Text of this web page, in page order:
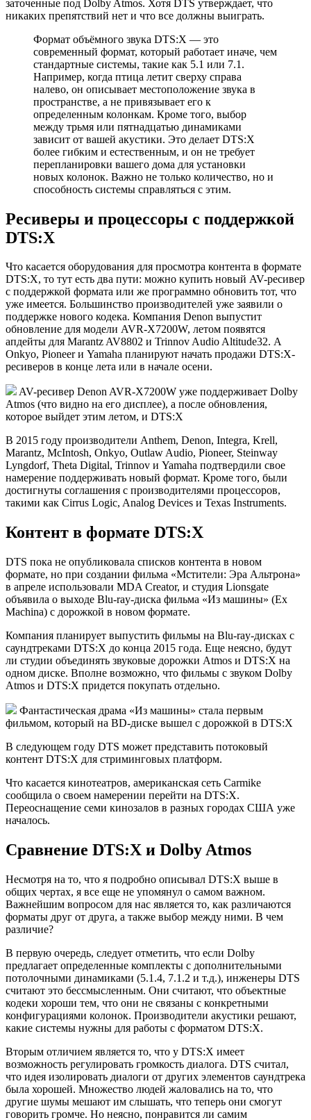
заточенные под Dolby Atmos. Хотя DTS утверждает, что
никаких препятствий нет и что все должны выиграть.
Формат объёмного звука DTS:X — это
современный формат, который работает иначе, чем
стандартные системы, такие как 5.1 или 7.1.
Например, когда птица летит сверху справа
налево, он описывает местоположение звука в
пространстве, а не привязывает его к
определенным колонкам. Кроме того, выбор
между трьмя или пятнадцатью динамиками
зависит от вашей акустики. Это делает DTS:X
более гибким и естественным, и он не требует
перепланировки вашего дома для установки
новых колонок. Важно не только количество, но и
способность системы справляться с этим.
Ресиверы и процессоры с поддержкой
DTS:X
Что касается оборудования для просмотра контента в формате
DTS:X, то тут есть два пути: можно купить новый AV-ресивер
с поддержкой формата или же программно обновить тот, что
уже имеется. Большинство производителей уже заявили о
поддержке нового кодека. Компания Denon выпустит
обновление для модели AVR-X7200W, летом появятся
апдейты для Marantz AV8802 и Trinnov Audio Altitude32. А
Onkyo, Pioneer и Yamaha планируют начать продажи DTS:X-
ресиверов в конце лета или в начале осени.
AV-ресивер Denon AVR-X7200W уже поддерживает Dolby
Atmos (что видно на его дисплее), а после обновления,
которое выйдет этим летом, и DTS:X
В 2015 году производители Anthem, Denon, Integra, Krell,
Marantz, McIntosh, Onkyo, Outlaw Audio, Pioneer, Steinway
Lyngdorf, Theta Digital, Trinnov и Yamaha подтвердили свое
намерение поддерживать новый формат. Кроме того, были
достигнуты соглашения с производителями процессоров,
такими как Cirrus Logic, Analog Devices и Texas Instruments.
Контент в формате DTS:X
DTS пока не опубликовала списков контента в новом
формате, но при создании фильма «Мстители: Эра Альтрона»
в апреле использовали MDA Creator, и студия Lionsgate
объявила о выходе Blu-ray-диска фильма «Из машины» (Ex
Machina) с дорожкой в новом формате.
Компания планирует выпустить фильмы на Blu-ray-дисках с
саундтреками DTS:X до конца 2015 года. Еще неясно, будут
ли студии объединять звуковые дорожки Atmos и DTS:X на
одном диске. Вполне возможно, что фильмы с звуком Dolby
Atmos и DTS:X придется покупать отдельно.
Фантастическая драма «Из машины» стала первым
фильмом, который на BD-диске вышел с дорожкой в DTS:X
В следующем году DTS может представить потоковый
контент DTS:X для стриминговых платформ.
Что касается кинотеатров, американская сеть Carmike
сообщила о своем намерении перейти на DTS:X.
Переоснащение семи кинозалов в разных городах США уже
началось.
Сравнение DTS:X и Dolby Atmos
Несмотря на то, что я подробно описывал DTS:X выше в
общих чертах, я все еще не упомянул о самом важном.
Важнейшим вопросом для нас является то, как различаются
форматы друг от друга, а также выбор между ними. В чем
различие?
В первую очередь, следует отметить, что если Dolby
предлагает определенные комплекты с дополнительными
потолочными динамиками (5.1.4, 7.1.2 и т.д.), инженеры DTS
считают это бессмысленным. Они считают, что объектные
кодеки хороши тем, что они не связаны с конкретными
конфигурациями колонок. Производители акустики решают,
какие системы нужны для работы с форматом DTS:X.
Вторым отличием является то, что y DTS:X имеет
возможность регулировать громкость диалога. DTS считал,
что идея изолировать диалоги от других элементов саундтрека
была хорошей. Множество людей жаловались на то, что
другие шумы мешают им слышать, что теперь они смогут
говорить громче. Но неясно, понравится ли самим